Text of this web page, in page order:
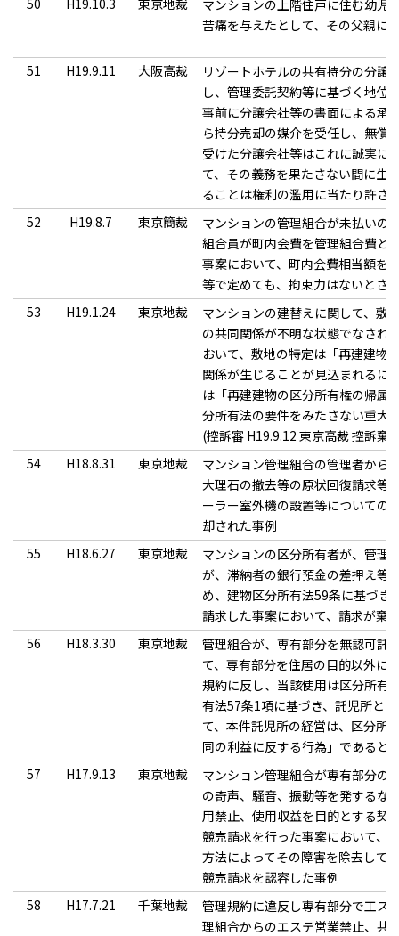
50 H19.10.3 東京地裁
マンションの上階住戸に住む幼児
苦痛を与えたとして、その父親に
51 H19.9.11 大阪高裁
リゾートホテルの共有持分の分譲
し、管理委託契約等に基づく地位
事前に分譲会社等の書面による承
ら持分売却の媒介を受任し、無償
受けた分譲会社等はこれに誠実に
て、その義務を果たさない間に生
ることは権利の濫用に当たり許さ
52
H19.8.7 東京簡裁
マンションの管理組合が未払いの
組合員が町内会費を管理組合費と
事案において、町内会費相当額を
等で定めても、拘束力はないとさ
53
H19.1.24 東京地裁
マンションの建替えに関して、敷
の共同関係が不明な状態でなされ
おいて、敷地の特定は「再建建物
関係が生じることが見込まれるに
は「再建建物の区分所有権の帰属
分所有法の要件をみたさない重大
(控訴審 H19.9.12 東京高裁 控訴棄
54
H18.8.31 東京地裁
マンション管理組合の管理者から
大理石の撤去等の原状回復請求等
ーラー室外機の設置等についての
却された事例
55
H18.6.27 東京地裁
マンションの区分所有者が、管理
が、滞納者の銀行預金の差押え等
め、建物区分所有法59条に基づき
請求した事案において、請求が棄
56
H18.3.30 東京地裁
管理組合が、専有部分を無認可託
て、専有部分を住居の目的以外に
規約に反し、当該使用は区分所有
有法57条1項に基づき、託児所と
て、本件託児所の経営は、区分所
同の利益に反する行為」であると
57
H17.9.13 東京地裁
マンション管理組合が専有部分の
の奇声、騒音、振動等を発するな
用禁止、使用収益を目的とする契
競売請求を行った事案において、
方法によってその障害を除去して
競売請求を認容した事例
58
H17.7.21 千葉地裁
管理規約に違反し専有部分で工ス
理組合からのエステ営業禁止、共